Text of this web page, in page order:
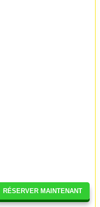
RÉSERVER MAINTENANT